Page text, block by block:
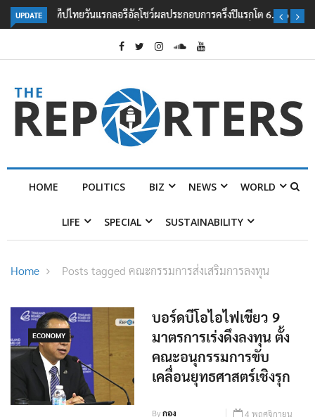
UPDATE
ลอรีอัลโชว์ผลประกอบการครึ่งปีแรกโต 6.5% กวาดรายได้ 2.3 หมื่นล้านยูโร
คว้าไลเซนส์ ‘กุชชี่’ 50 ปี พร้อมส่ง 4 แบรนด์ใหม่บุกตลาดไทย
POLITICS BIZ NEWS WORLD
ECONOMY
บอร์ดบีโอไอไฟเขียว 9
มาตรการเร่งดึงลงทุน ตั้ง
คณะอนุกรรมการขับ
เคลื่อนยุทธศาสตร์เชิงรุก